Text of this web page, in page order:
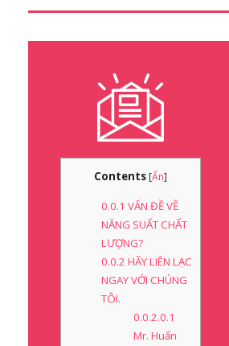
Contents [Ẩn]
0.0.1 VẤN ĐỀ VỀ
NĂNG SUẤT CHẤT
LƯỢNG?
0.0.2 HÃY LIÊN LẠC
NGAY VỚI CHÚNG
TÔI.
0.0.2.0.1
Mr. Huấn